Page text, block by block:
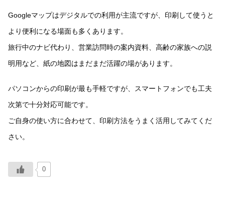
Googleマップはデジタルでの利用が主流ですが、印刷して使うと
より便利になる場面も多くあります。
旅行中のナビ代わり、営業訪問時の案内資料、高齢の家族への説
明用など、紙の地図はまだまだ活躍の場があります。
パソコンからの印刷が最も手軽ですが、スマートフォンでも工夫
次第で十分対応可能です。
ご自身の使い方に合わせて、印刷方法をうまく活用してみてくだ
さい。
0